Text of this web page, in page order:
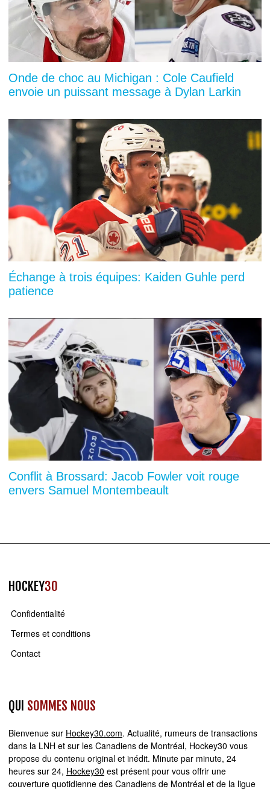
Onde de choc au Michigan : Cole Caufield
envoie un puissant message à Dylan Larkin
Échange à trois équipes: Kaiden Guhle perd
patience
Conflit à Brossard: Jacob Fowler voit rouge
envers Samuel Montembeault
HOCKEY30
Confidentialité
Termes et conditions
Contact
QUI SOMMES NOUS
Bienvenue sur Hockey30.com. Actualité, rumeurs de transactions
dans la LNH et sur les Canadiens de Montréal, Hockey30 vous
propose du contenu original et inédit. Minute par minute, 24
heures sur 24, Hockey30 est présent pour vous offrir une
couverture quotidienne des Canadiens de Montréal et de la ligue